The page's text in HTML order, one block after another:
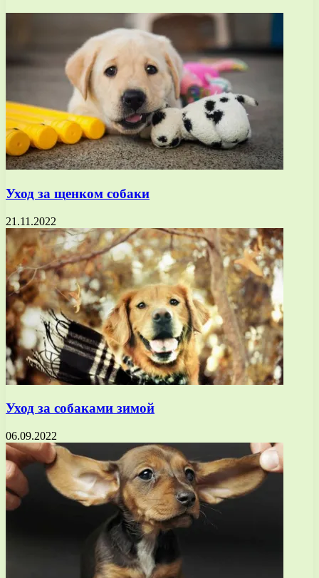
Уход за щенком собаки
21.11.2022
Уход за собаками зимой
06.09.2022